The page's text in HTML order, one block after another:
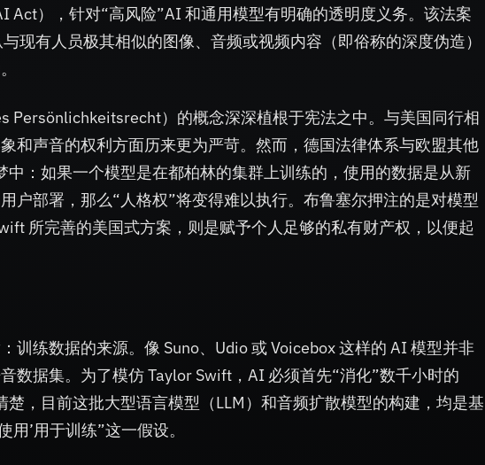
Act），针对“高风险”AI 和通用模型有明确的透明度义务。该法案
现有人员极其相似的图像、音频或视频内容（即俗称的深度伪造）
Persönlichkeitsrecht）的概念深深植根于宪法之中。与美国同行相
和声音的权利方面历来更为严苛。然而，德国法律体系与欧盟其他
：如果一个模型是在都柏林的集群上训练的，使用的数据是从新
户部署，那么“人格权”将变得难以执行。布鲁塞尔押注的是对模型
所完善的美国式方案，则是赋予个人足够的私有财产权，以便起
训练数据的来源。像 Suno、Udio 或 Voicebox 这样的 AI 模型并非
数据集。为了模仿 Taylor Swift，AI 必须首先“消化”数千小时的
，目前这批大型语言模型（LLM）和音频扩散模型的构建，均是基
’用于训练”这一假设。